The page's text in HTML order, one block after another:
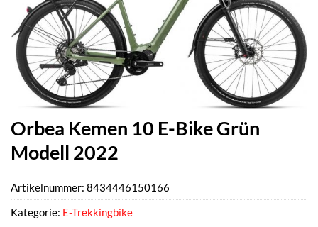
Orbea Kemen 10 E-Bike Grün
Modell 2022
Artikelnummer: 8434446150166
Kategorie: E-Trekkingbike